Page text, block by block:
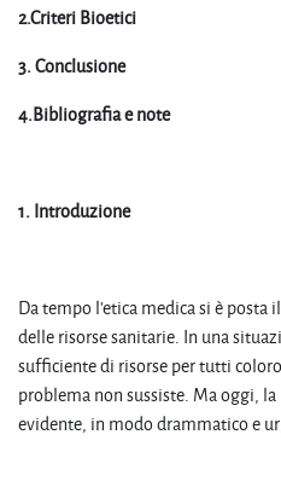
2.Criteri Bioetici
3. Conclusione
4.Bibliografia e note
1. Introduzione
Da tempo l’etica medica si è
delle risorse sanitarie. In una
sufficiente di risorse per tutti
problema non sussiste. Ma oggi,
evidente, in modo drammatico e